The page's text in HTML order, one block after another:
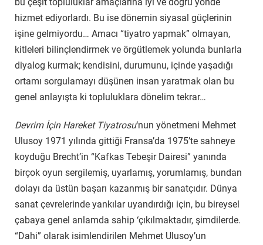
hizmet ediyorlardı. Bu ise dönemin siyasal güçlerinin
işine gelmiyordu… Amacı “tiyatro yapmak” olmayan,
kitleleri bilinçlendirmek ve örgütlemek yolunda bunlarla
diyalog kurmak; kendisini, durumunu, içinde yaşadığı
ortamı sorgulamayı düşünen insan yaratmak olan bu
genel anlayışta ki topluluklara dönelim tekrar…
Devrim İçin Hareket Tiyatrosu‘nun yönetmeni Mehmet
Ulusoy 1971 yılında gittiği Fransa’da 1975’te sahneye
koyduğu Brecht’in “Kafkas Tebeşir Dairesi” yanında
birçok oyun sergilemiş, uyarlamış, yorumlamış, bundan
dolayı da üstün başarı kazanmış bir sanatçıdır. Dünya
sanat çevrelerinde yankılar uyandırdığı için, bu bireysel
çabaya genel anlamda sahip ‘çıkılmaktadır, şimdilerde.
“Dahi” olarak isimlendirilen Mehmet Ulusoy’un